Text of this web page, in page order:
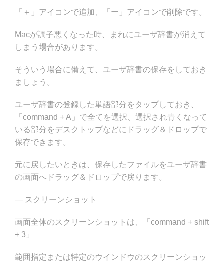
「＋」アイコンで追加、「ー」アイコンで削除です。
Macが調子悪くなった時、まれにユーザ辞書が消えて
しまう場合があります。
そういう場合に備えて、ユーザ辞書の保存をしておき
ましょう。
ユーザ辞書の登録した単語部分をタップしておき、
「command + A」で全てを選択、選択され青くなって
いる部分をデスクトップなどにドラッグ＆ドロップで
保存できます。
元に戻したいときは、保存したファイルをユーザ辞書
の画面へドラッグ＆ドロップで戻ります。
— スクリーンショット
画面全体のスクリーンショットは、「command + shift
+ 3」
範囲指定または特定のウインドウのスクリーンショッ